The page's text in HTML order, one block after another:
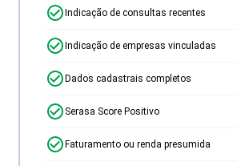
Indicação de consultas recentes
Indicação de empresas vinculadas
Dados cadastrais completos
Serasa Score Positivo
Faturamento ou renda presumida